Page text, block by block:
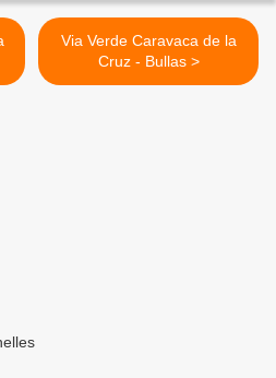
Via Verde Caravaca de la
Cruz - Bullas >